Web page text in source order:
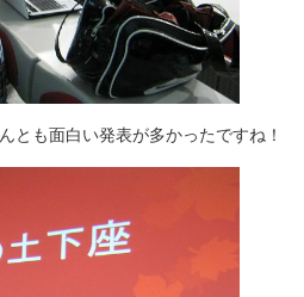
とも面白い発表が多かったですね！